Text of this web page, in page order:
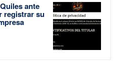
ante
registrar su